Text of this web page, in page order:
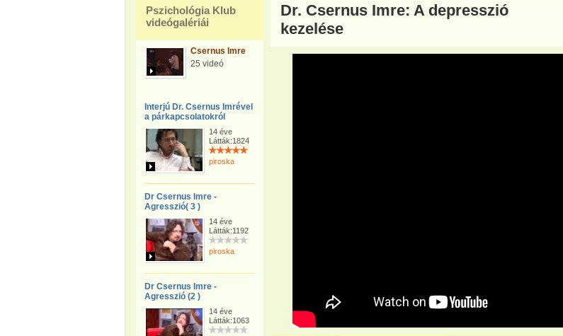
Pszichológia Klub
videógalériái
Csernus Imre
25 videó
Interjú Dr. Csernus Imrével
a párkapcsolatokról
14 éve
Látták:1824
piroska
Dr Csernus Imre -
Agresszió( 3 )
14 éve
Látták:1192
piroska
Dr Csernus Imre -
Agresszió (2 )
14 éve
Látták:1063
Dr. Csernus Imre: A depresszió
kezelése